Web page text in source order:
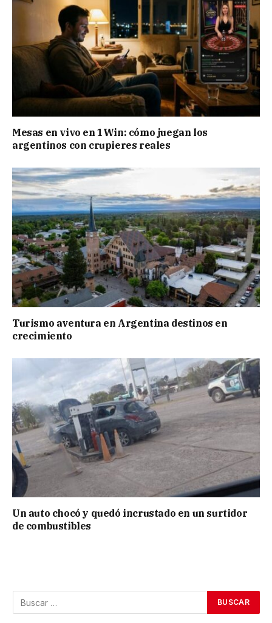
Mesas en vivo en 1Win: cómo juegan los
argentinos con crupieres reales
Turismo aventura en Argentina destinos en
crecimiento
Un auto chocó y quedó incrustado en un surtidor
de combustibles